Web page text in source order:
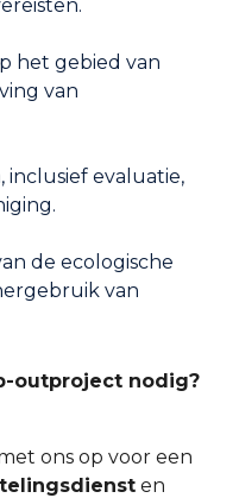
het gebied van
van
inclusief evaluatie,
de ecologische
van
outproject nodig?
ons op voor een
en